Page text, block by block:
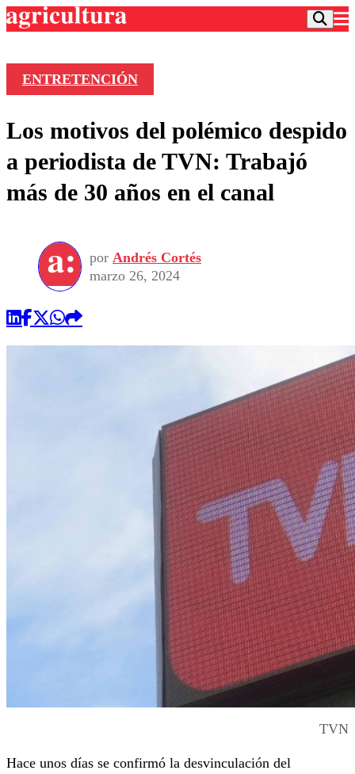
Frecuencias
Agricultura TV
Deportes
Colo Colo
Seleccion Chilena
Torneo Internacional
Universidad de Chile
Entretención
Economía
Internacional
Sustentabilidad
Publicaciones en medios
Opinión
ENTRETENCIÓN
Los motivos del polémico despido
a periodista de TVN: Trabajó
más de 30 años en el canal
por Andrés Cortés
marzo 26, 2024
TVN
Hace unos días se confirmó la desvinculación del